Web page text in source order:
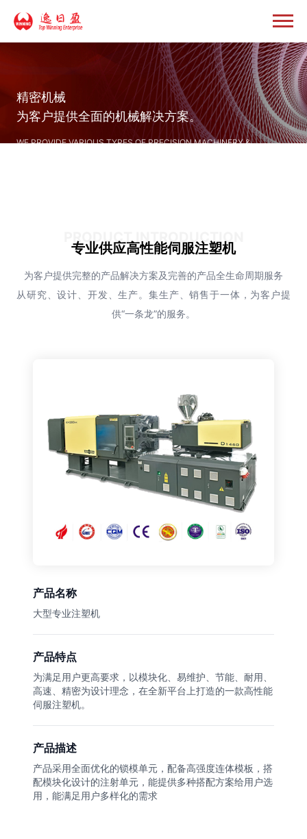
精密机械
为客户提供全面的机械解决方案。
WE PROVIDE VARIOUS TYPES OF PRECISION MACHINERY &
专业供应高性能伺服注塑机
PRODUCT INTRODUCTION
为客户提供完整的产品解决方案及完善的产品全生命周期服务
从研究、设计、开发、生产。集生产、销售于一体，为客户提
供“一条龙”的服务。
产品名称
大型专业注塑机
产品特点
为满足用户更高要求，以模块化、易维护、节能、耐用、
高速、精密为设计理念，在全新平台上打造的一款高性能
伺服注塑机。
产品描述
产品采用全面优化的锁模单元，配备高强度连体模板，搭
配模块化设计的注射单元，能提供多种搭配方案给用户选
用，能满足用户多样化的需求